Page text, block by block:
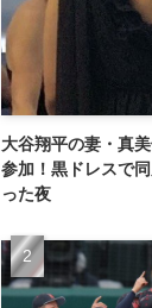
大谷翔平の妻・真
参加！黒ドレスで
った夜